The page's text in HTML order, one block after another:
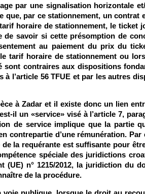
par une signalisation horizontale
que, par ce stationnement, un contrat
horaire de stationnement, le ticket
savoir si cette présomption de
au paiement du prix du
tarif horaire de stationnement ou
sont contraires aux dispositions
l’article 56 TFUE et par les autres
à Zadar et il existe donc un lien
il un «service» visé à l’article 7,
de service implique que la partie
contrepartie d’une rémunération. Par
la requérante est suffisante pour
spéciale des juridictions
(UE) n° 1215/2012, la juridiction du
de la procédure.